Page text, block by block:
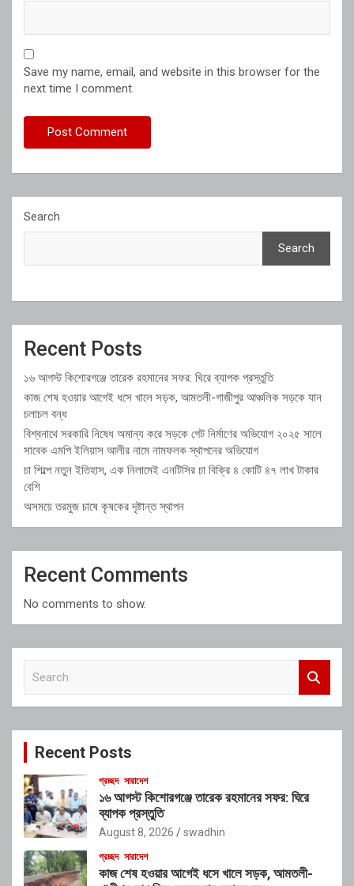
Save my name, email, and website in this browser for the
next time I comment.
Search
Search
Recent Posts
১৬ আগস্ট কিশোরগঞ্জে তারেক রহমানের সফর: ঘিরে ব্যাপক প্রস্তুতি
কাজ শেষ হওয়ার আগেই ধসে খালে সড়ক, আমতলী-গাজীপুর আঞ্চলিক সড়কে যান
চলাচল বন্ধ
বিশ্বনাথে সরকারি নিষেধ অমান্য করে সড়কে গেট নির্মাণের অভিযোগ ২০২৫ সালে
সাবেক এমপি ইলিয়াস আলীর নামে নামফলক স্থাপনের অভিযোগ
চা শিল্পে নতুন ইতিহাস, এক নিলামেই এনটিসির চা বিক্রি ৪ কোটি ৪৭ লাখ টাকার
বেশি
অসময়ে তরমুজ চাষে কৃষকের দৃষ্টান্ত স্থাপন
Recent Comments
No comments to show.
c
Recent Posts
প্রচ্ছদ সারাদেশ
১৬ আগস্ট কিশোরগঞ্জে তারেক রহমানের সফর: ঘিরে
ব্যাপক প্রস্তুতি
August 8, 2026 swadhin
প্রচ্ছদ সারাদেশ
কাজ শেষ হওয়ার আগেই ধসে খালে সড়ক, আমতলী-